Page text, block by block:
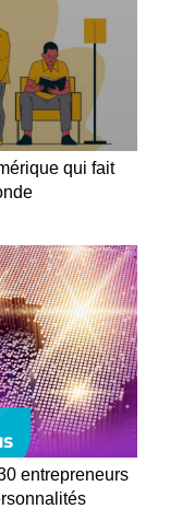
qui fait
entrepreneurs